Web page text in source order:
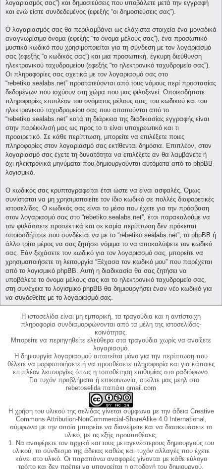
λογαριασμός σας”) και δημοσιεύσεις που υποβάλετε μετά την εγγραφή
και ενώ είστε συνδεδεμένος (εφεξής “οι δημοσιεύσεις σας”).
Ο λογαριασμός σας θα περιλαμβάνει ως ελάχιστα στοιχεία ένα μοναδικά
αναγνωρίσιμο όνομα (εφεξής “το όνομα μέλους σας”), ένα προσωπικό
μυστικό κωδικό που χρησιμοποιείται για τη σύνδεση με τον λογαριασμό
σας (εφεξής “ο κωδικός σας”) και μια προσωπική, έγκυρη διεύθυνση
ηλεκτρονικού ταχυδρομείου (εφεξής “το ηλεκτρονικό ταχυδρομείο σας”).
Οι πληροφορίες σας σχετικά με τον λογαριασμό σας στο
“rebetiko.sealabs.net” προστατεύονται από τους νόμους περί προστασίας
δεδομένων που ισχύουν στη χώρα που μας φιλοξενεί. Οποιεσδήποτε
πληροφορίες επιπλέον του ονόματος μέλους σας, του κωδικού και του
ηλεκτρονικού ταχυδρομείου σας που απαιτούνται από το
“rebetiko.sealabs.net” κατά τη διάρκεια της διαδικασίας εγγραφής είναι
στην παρέκκλισή μας ως προς το τι είναι υποχρεωτικό και τι
προαιρετικό. Σε κάθε περίπτωση, μπορείτε να επιλέξετε ποιες
πληροφορίες στον λογαριασμό σας εκτίθενται δημόσια. Επιπλέον, στον
λογαριασμό σας έχετε τη δυνατότητα να επιλέξετε αν θα λαμβάνετε ή
όχι ηλεκτρονικά μηνύματα που δημιουργούνται αυτόματα από το phpBB
λογισμικό.
Ο κωδικός σας κρυπτογραφείται έτσι ώστε να είναι ασφαλές. Όμως
συνίσταται να μη χρησιμοποιείτε τον ίδιο κωδικό σε πολλές διαφορετικές
ιστοσελίδες. Ο κωδικός σας είναι το μέσο που έχετε για την πρόσβαση
στον λογαριασμό σας στο “rebetiko.sealabs.net”, έτσι παρακαλούμε να
τον φυλάσσετε προσεκτικά και σε καμία περίπτωση δεν πρόκειται
οποιοσδήποτε που συνδέεται να με το “rebetiko.sealabs.net”, το phpBB ή
άλλο τρίτο μέρος να σας ζητήσει νόμιμα το να αποκαλύψετε τον κωδικό
σας. Εάν ξεχάσετε τον κωδικό για τον λογαριασμό σας, μπορείτε να
χρησιμοποιήσετε τη λειτουργία “Ξέχασα τον κωδικό μου” που παρέχεται
από το λογισμικό phpBB. Αυτή η διαδικασία θα σας ζητήσει να
υποβάλετε το όνομα μέλους σας και το ηλεκτρονικό ταχυδρομείο σας,
στη συνέχεια το λογισμικό phpBB θα δημιουργήσει έναν νέο κωδικό για
να συνδεθείτε με το λογαριασμό σας.
Η ιστοσελίδα είναι μη εμπορική, τα τραγούδια και η αντίστοιχη
πληροφορία συνδιαμορφώνονται από τα μέλη της ιστοσελίδας-
κοινότητας.
Μπορείτε να περιηγηθείτε ελεύθερα στα τραγούδια χωρίς να ανοίξετε
λογαριασμό.
Η δημιουργία λογαριασμού απαιτείται μόνο για την περίπτωση που
θέλετε να μορφοποιήσετε ή να προσθέσετε πληροφορία και για κάποιες
επιπλέον λειτουργίες όπως η τοποθέτηση επιθυμίας στο ραδιόφωνο.
Για τυχόν προβλήματα ή επικοινωνία, στείλτε μας μεηλ στο
rebetoselida παπάκι gmail.com
Η χρήση του υλικού της σελίδας γίνεται σύμφωνα με την άδεια Creative
Commons Attribution-NonCommercial-ShareAlike 4.0 International,
σύμφωνα με την οποία μπορείτε να διανείμετε και να διασκευάσετε το
υλικό, με τις εξής προϋποθέσεις:
1. Να αναφέρετε τον αρχικό και τους μεταγενέστερους δημιουργούς του
υλικού, το σύνδεσμο της άδειας καθώς και τυχόν αλλαγές που έχετε
κάνει στο υλικό. Οι παραπάνω αναφορές γίνονται με κάθε εύλογο
τρόπο και δεν πρέπει να υπονοείται η αποδοχή του δημιουργού.